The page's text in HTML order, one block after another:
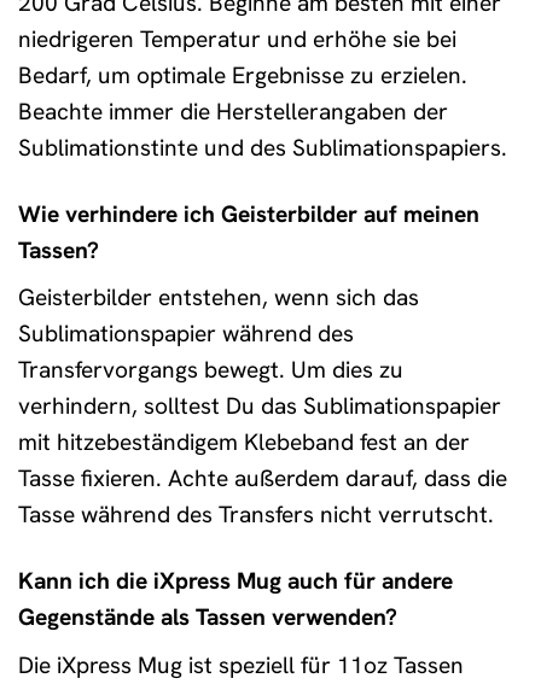
niedrigeren Temperatur und erhöhe sie bei
Bedarf, um optimale Ergebnisse zu erzielen.
Beachte immer die Herstellerangaben der
Sublimationstinte und des Sublimationspapiers.
Wie verhindere ich Geisterbilder auf meinen
Tassen?
Geisterbilder entstehen, wenn sich das
Sublimationspapier während des
Transfervorgangs bewegt. Um dies zu
verhindern, solltest Du das Sublimationspapier
mit hitzebeständigem Klebeband fest an der
Tasse fixieren. Achte außerdem darauf, dass die
Tasse während des Transfers nicht verrutscht.
Kann ich die iXpress Mug auch für andere
Gegenstände als Tassen verwenden?
Die iXpress Mug ist speziell für 11oz Tassen